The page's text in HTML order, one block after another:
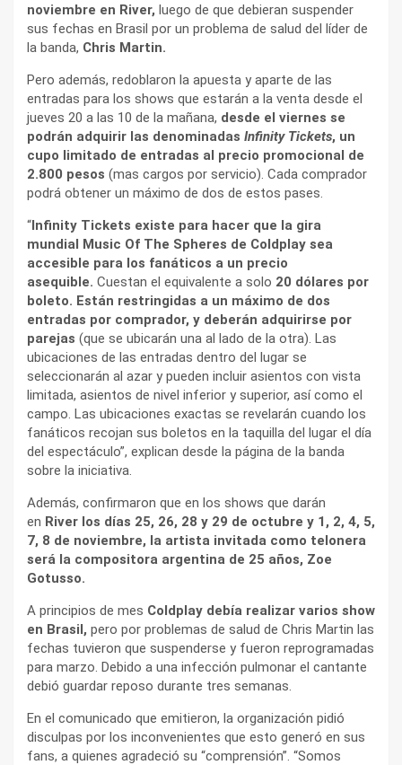
noviembre en River, luego de que debieran suspender
sus fechas en Brasil por un problema de salud del líder de
la banda, Chris Martin.
Pero además, redoblaron la apuesta y aparte de las
entradas para los shows que estarán a la venta desde el
jueves 20 a las 10 de la mañana, desde el viernes se
podrán adquirir las denominadas Infinity Tickets, un
cupo limitado de entradas al precio promocional de
2.800 pesos (mas cargos por servicio). Cada comprador
podrá obtener un máximo de dos de estos pases.
“Infinity Tickets existe para hacer que la gira
mundial Music Of The Spheres de Coldplay sea
accesible para los fanáticos a un precio
asequible. Cuestan el equivalente a solo 20 dólares por
boleto. Están restringidas a un máximo de dos
entradas por comprador, y deberán adquirirse por
parejas (que se ubicarán una al lado de la otra). Las
ubicaciones de las entradas dentro del lugar se
seleccionarán al azar y pueden incluir asientos con vista
limitada, asientos de nivel inferior y superior, así como el
campo. Las ubicaciones exactas se revelarán cuando los
fanáticos recojan sus boletos en la taquilla del lugar el día
del espectáculo”, explican desde la página de la banda
sobre la iniciativa.
Además, confirmaron que en los shows que darán
en River los días 25, 26, 28 y 29 de octubre y 1, 2, 4, 5,
7, 8 de noviembre, la artista invitada como telonera
será la compositora argentina de 25 años, Zoe
Gotusso.
A principios de mes Coldplay debía realizar varios show
en Brasil, pero por problemas de salud de Chris Martin las
fechas tuvieron que suspenderse y fueron reprogramadas
para marzo. Debido a una infección pulmonar el cantante
debió guardar reposo durante tres semanas.
En el comunicado que emitieron, la organización pidió
disculpas por los inconvenientes que esto generó en sus
fans, a quienes agradeció su “comprensión”. “Somos